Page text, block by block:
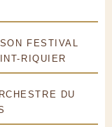
FESTIVAL
RIQUIER
DU